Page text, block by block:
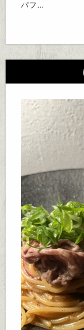
パフ...